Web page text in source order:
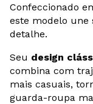
Confeccionado
este modelo une
detalhe.
Seu design
combina com
mais casuais,
guarda-roupa